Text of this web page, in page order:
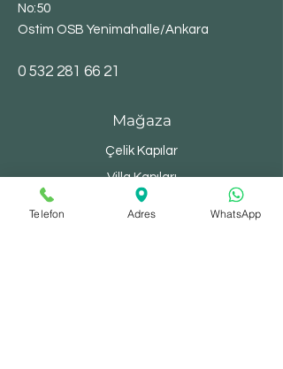
No:50
Ostim OSB Yenimahalle/Ankara
​0 532 281 66 21
Mağaza
Çelik Kapılar
Villa Kapıları
Bina Kapıları
Telefon Adres WhatsApp